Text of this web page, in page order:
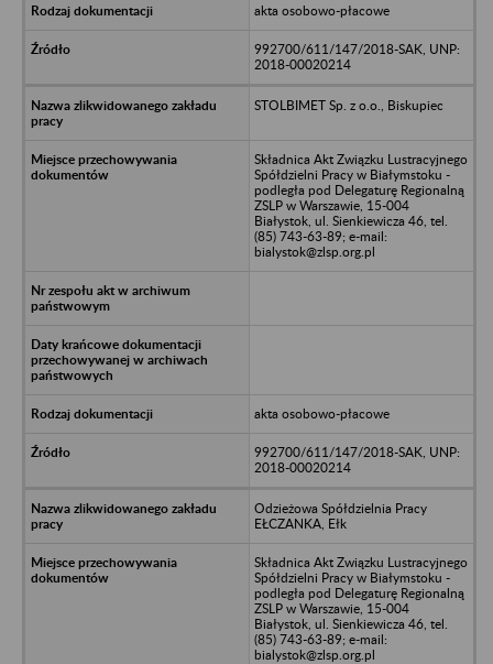
akta osobowo-płacowe
992700/611/147/2018-SAK, UNP:
2018-00020214
STOLBIMET Sp. z o.o., Biskupiec
Składnica Akt Związku Lustracyjnego
Spółdzielni Pracy w Białymstoku -
podległa pod Delegaturę Regionalną
ZSLP w Warszawie, 15-004
Białystok, ul. Sienkiewicza 46, tel.
(85) 743-63-89; e-mail:
bialystok@zlsp.org.pl
akta osobowo-płacowe
992700/611/147/2018-SAK, UNP:
2018-00020214
Odzieżowa Spółdzielnia Pracy
EŁCZANKA, Ełk
Składnica Akt Związku Lustracyjnego
Spółdzielni Pracy w Białymstoku -
podległa pod Delegaturę Regionalną
ZSLP w Warszawie, 15-004
Białystok, ul. Sienkiewicza 46, tel.
(85) 743-63-89; e-mail:
bialystok@zlsp.org.pl